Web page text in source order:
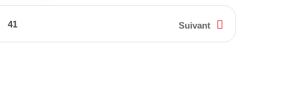
41 Suivant